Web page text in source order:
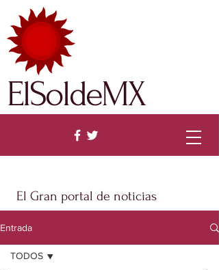
El Gran portal de noticias
ElSoldeMX
Entrada
TODOS